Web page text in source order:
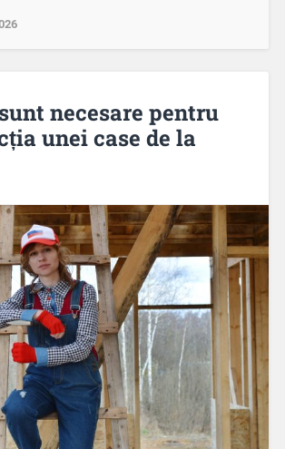
necesare pentru
unei case de la